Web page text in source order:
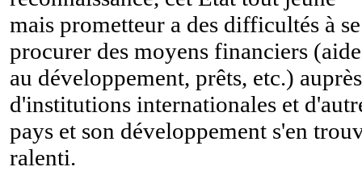
mais prometteur a des difficultés à se
procurer des moyens financiers (aide
au développement, prêts, etc.) auprès
d'institutions internationales et
pays et son développement s'en
ralenti.